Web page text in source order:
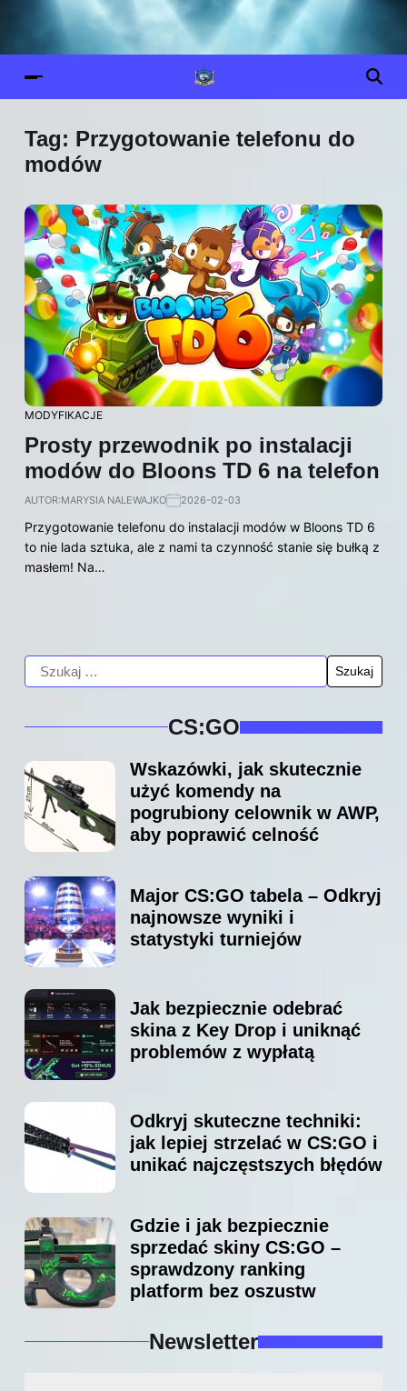
Tag: Przygotowanie telefonu do
modów
MODYFIKACJE
Prosty przewodnik po instalacji
modów do Bloons TD 6 na telefon
AUTOR:MARYSIA NALEWAJKO 2026-02-03
Przygotowanie telefonu do instalacji modów w Bloons TD 6
to nie lada sztuka, ale z nami ta czynność stanie się bułką z
masłem! Na…
CS:GO
Wskazówki, jak skutecznie
użyć komendy na
pogrubiony celownik w AWP,
aby poprawić celność
Major CS:GO tabela – Odkryj
najnowsze wyniki i
statystyki turniejów
Jak bezpiecznie odebrać
skina z Key Drop i uniknąć
problemów z wypłatą
Odkryj skuteczne techniki:
jak lepiej strzelać w CS:GO i
unikać najczęstszych błędów
Gdzie i jak bezpiecznie
sprzedać skiny CS:GO –
sprawdzony ranking
platform bez oszustw
Newsletter